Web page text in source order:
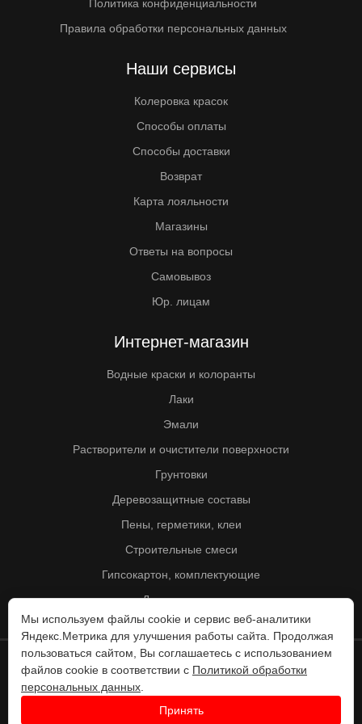
Политика конфиденциальности
Правила обработки персональных данных
Наши сервисы
Колеровка красок
Способы оплаты
Способы доставки
Возврат
Карта лояльности
Магазины
Ответы на вопросы
Самовывоз
Юр. лицам
Интернет-магазин
Водные краски и колоранты
Лаки
Эмали
Растворители и очистители поверхности
Грунтовки
Деревозащитные составы
Пены, герметики, клеи
Строительные смеси
Гипсокартон, комплектующие
Другие товары
© Колорит 1995 - 2026
Разработка веб-сайта -
Мы используем файлы cookie и сервис веб-аналитики
Яндекс.Метрика для улучшения работы сайта. Продолжая
пользоваться сайтом, Вы соглашаетесь с использованием
файлов cookie в соответствии с Политикой обработки
персональных данных
Принять